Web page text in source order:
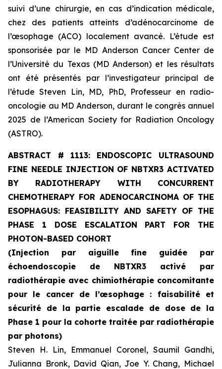
suivi d’une chirurgie, en cas d’indication médicale,
chez des patients atteints d’adénocarcinome de
l’œsophage (ACO) localement avancé. L’étude est
sponsorisée par le MD Anderson Cancer Center de
l’Université du Texas (MD Anderson) et les résultats
ont été présentés par l’investigateur principal de
l’étude Steven Lin, MD, PhD, Professeur en radio-
oncologie au MD Anderson, durant le congrès annuel
2025 de l’American Society for Radiation Oncology
(ASTRO).
ABSTRACT #
1113: ENDOSCOPIC ULTRASOUND
FINE NEEDLE INJECTION OF NBTXR3 ACTIVATED
BY RADIOTHERAPY WITH CONCURRENT
CHEMOTHERAPY FOR ADENOCARCINOMA OF THE
ESOPHAGUS: FEASIBILITY AND SAFETY OF THE
PHASE 1 DOSE ESCALATION PART FOR THE
PHOTON-BASED COHORT
(Injection par aiguille fine guidée par
échoendoscopie de NBTXR3 activé par
radiothérapie avec chimiothérapie concomitante
pour le cancer de l’œsophage : faisabilité et
sécurité de la partie escalade de dose de la
Phase 1 pour la cohorte traitée par radiothérapie
par photons)
Steven H. Lin, Emmanuel Coronel, Saumil Gandhi,
Julianna Bronk, David Qian, Joe Y. Chang, Michael